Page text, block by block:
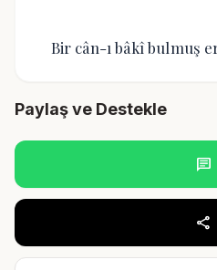
Bir cân-ı bâkî bulmuş
Paylaş ve Destekle
chat
share